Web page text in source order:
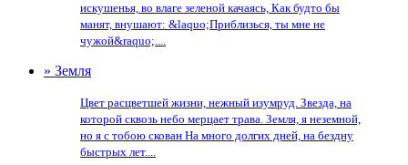
искушенья, во влаге зеленой качаясь, Как будто бы
манят, внушают: &laquo;Приблизься, ты мне не
чужой&raquo;....
» Земля
Цвет расцветшей жизни, нежный изумруд. Звезда, на
которой сквозь небо мерцает трава. Земля, я неземной,
но я с тобою скован На много долгих дней, на бездну
быстрых лет....